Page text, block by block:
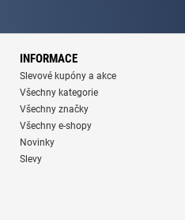
INFORMACE
Slevové kupóny a akce
Všechny kategorie
Všechny značky
Všechny e-shopy
Novinky
Slevy